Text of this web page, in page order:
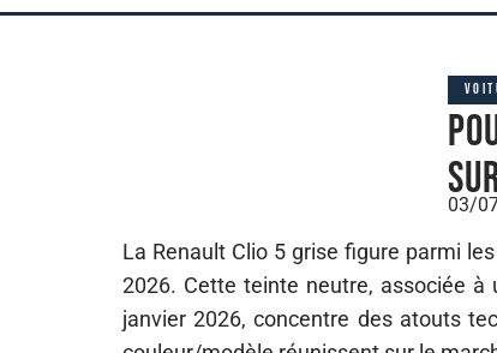
03/
La Renault Clio 5 grise figure parmi
2026. Cette teinte neutre, associée à
janvier 2026, concentre des atouts